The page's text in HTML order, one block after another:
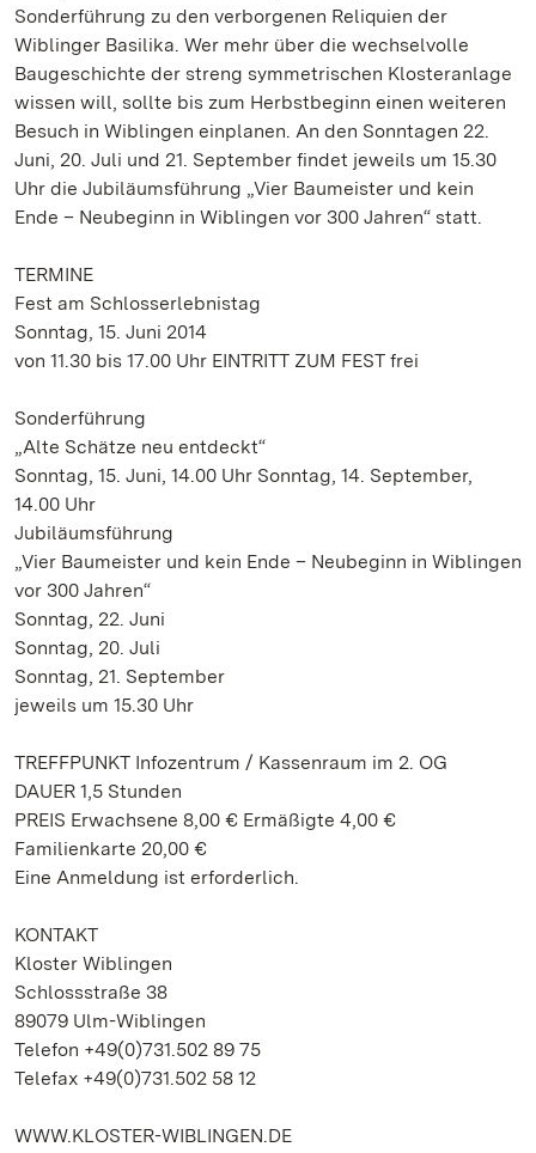
Sonderführung zu den verborgenen Reliquien der
Wiblinger Basilika. Wer mehr über die wechselvolle
Baugeschichte der streng symmetrischen Klosteranlage
wissen will, sollte bis zum Herbstbeginn einen weiteren
Besuch in Wiblingen einplanen. An den Sonntagen 22.
Juni, 20. Juli und 21. September findet jeweils um 15.30
Uhr die Jubiläumsführung „Vier Baumeister und kein
Ende – Neubeginn in Wiblingen vor 300 Jahren“ statt.
TERMINE
Fest am Schlosserlebnistag
Sonntag, 15. Juni 2014
von 11.30 bis 17.00 Uhr EINTRITT ZUM FEST frei
Sonderführung
„Alte Schätze neu entdeckt“
Sonntag, 15. Juni, 14.00 Uhr Sonntag, 14. September,
14.00 Uhr
Jubiläumsführung
„Vier Baumeister und kein Ende – Neubeginn in Wiblingen
vor 300 Jahren“
Sonntag, 22. Juni
Sonntag, 20. Juli
Sonntag, 21. September
jeweils um 15.30 Uhr
TREFFPUNKT Infozentrum / Kassenraum im 2. OG
DAUER 1,5 Stunden
PREIS Erwachsene 8,00 € Ermäßigte 4,00 €
Familienkarte 20,00 €
Eine Anmeldung ist erforderlich.
KONTAKT
Kloster Wiblingen
Schlossstraße 38
89079 Ulm-Wiblingen
Telefon +49(0)731.502 89 75
Telefax +49(0)731.502 58 12
WWW.KLOSTER-WIBLINGEN.DE